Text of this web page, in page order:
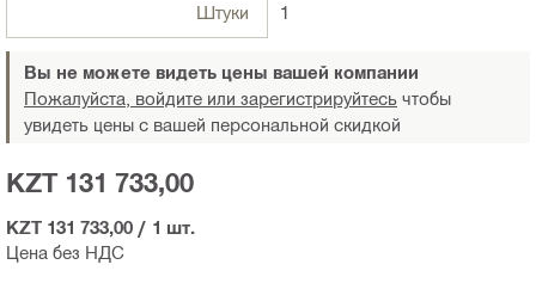
Штуки 1
Вы не можете видеть цены вашей компании
Пожалуйста, войдите или зарегистрируйтесь чтобы
увидеть цены с вашей персональной скидкой
Цена без НДС
KZT 131 733,00
KZT 131 733,00 / 1 шт.